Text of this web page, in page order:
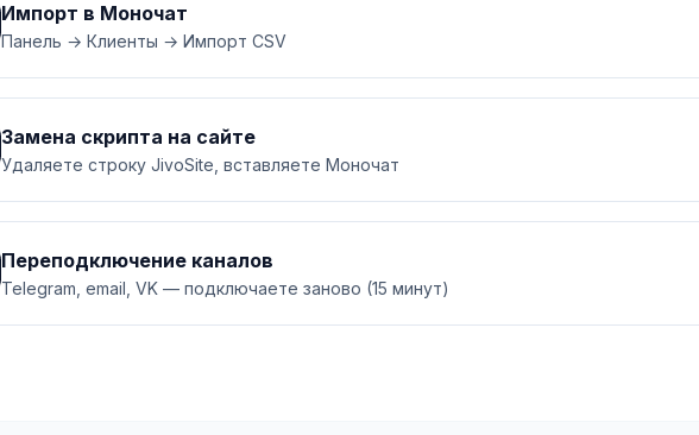
Импорт в Моночат
Панель → Клиенты → Импорт CSV
Замена скрипта на сайте
Удаляете строку JivoSite, вставляете Моночат
Переподключение каналов
Telegram, email, VK — подключаете заново (15 минут)